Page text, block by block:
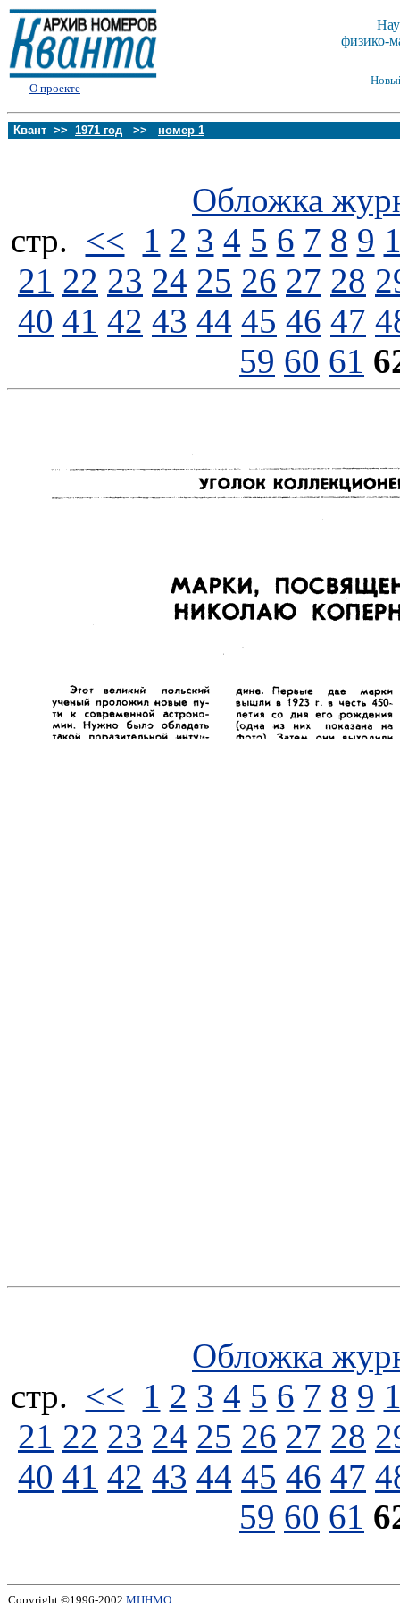
О проекте
физико-
Квант >> 1971 год >> номер 1
Обложка
стp. << 1 2 3 4 5 6 7 8 9
21 22 23 24 25 26 27 28
40 41 42 43 44 45 46 47
59 60 61
Обложка
стp. << 1 2 3 4 5 6 7 8 9
21 22 23 24 25 26 27 28
40 41 42 43 44 45 46 47
59 60 61
Copyright ©1996-2002 МЦНМО